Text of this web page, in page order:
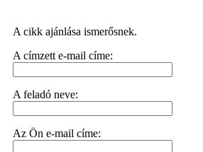
A cikk ajánlása ismerősnek.
A címzett e-mail címe:
A feladó neve:
Az Ön e-mail címe: